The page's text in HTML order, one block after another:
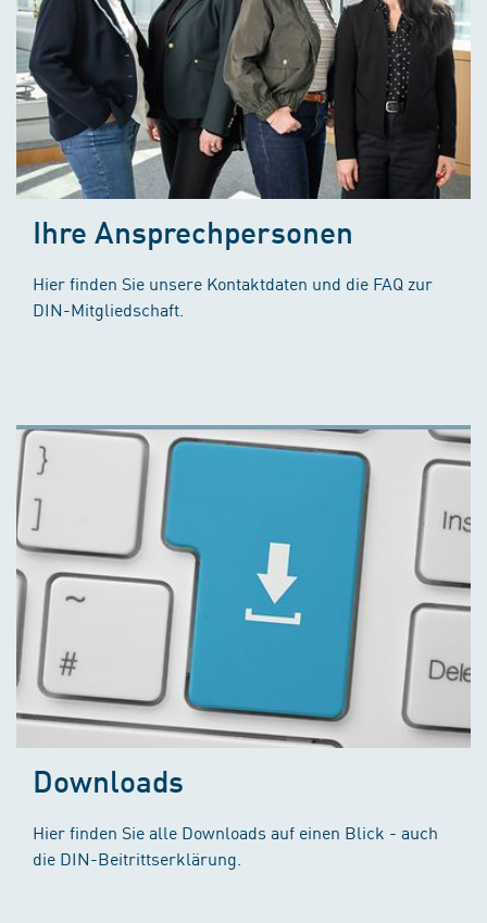
Ihre Ansprechpersonen
Hier finden Sie unsere Kontaktdaten und die FAQ zur
DIN-Mitgliedschaft.
Downloads
Hier finden Sie alle Downloads auf einen Blick - auch
die DIN-Beitrittserklärung.